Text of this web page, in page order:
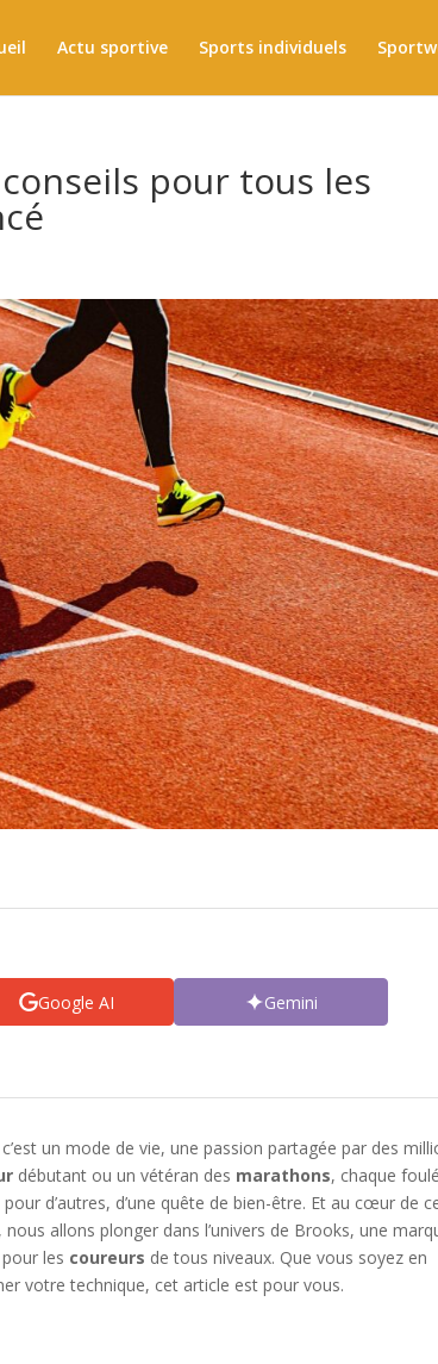
Actu sportive Sports individuels
pour tous les
Google AI Gemini
un mode de vie, une passion partagée par des
débutant ou un vétéran des marathons, chaque
d’autres, d’une quête de bien-être. Et au cœur de
allons plonger dans l’univers de Brooks, une
les coureurs de tous niveaux. Que vous soyez en
votre technique, cet article est pour vous.